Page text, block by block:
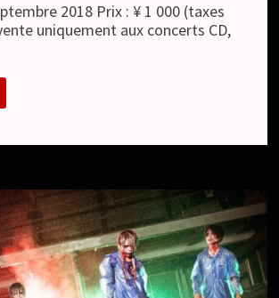
2018 Prix : ¥ 1 000 (taxes
uniquement aux concerts CD,